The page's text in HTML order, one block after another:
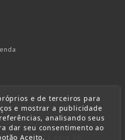
parcela 111, nave 3A.
e de terceiros para
e mostrar a publicidade
analisando seus
dar seu consentimento ao
Aceito.